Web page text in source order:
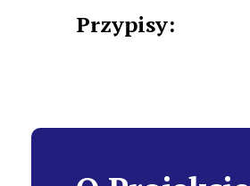
Przypisy: